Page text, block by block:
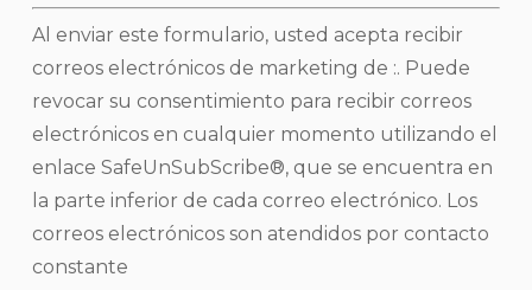
Uso
de
contacto
constante.
Por
favor,
deje
este
campo
Al enviar este formulario, usted acepta recibir
correos electrónicos de marketing de :. Puede
revocar su consentimiento para recibir correos
electrónicos en cualquier momento utilizando el
enlace SafeUnSubScribe®, que se encuentra en
la parte inferior de cada correo electrónico. Los
correos electrónicos son atendidos por contacto
constante